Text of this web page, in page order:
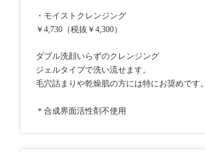
・モイストクレンジング
￥4,730（税抜￥4,300）
ダブル洗顔いらずのクレンジング
ジェルタイプで洗い流せます。
毛穴詰まりや乾燥肌の方には特にお奨めです。
＊合成界面活性剤不使用